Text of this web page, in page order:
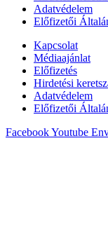
Adatvédelem
Előfizetői
Kapcsolat
Médiaajánlat
Előfizetés
Hirdetési
Adatvédelem
Előfizetői
FacebookYoutube